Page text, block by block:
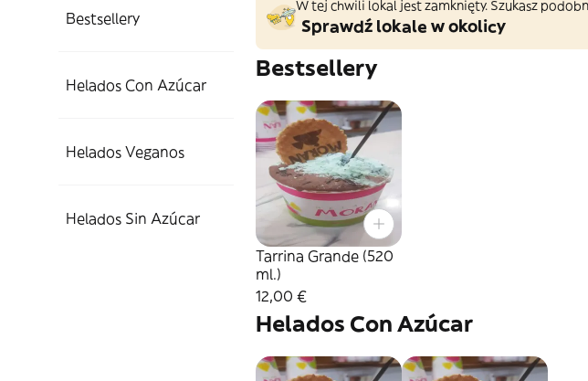
Bestsellery
Helados Con Azúcar
Helados Veganos
Helados Sin Azúcar
W tej chwili lokal jest zamknięty. Szukasz
Sprawdź lokale w okolicy
Bestsellery
Tarrina Grande (520
ml.)
12,00 €
Helados Con Azúcar